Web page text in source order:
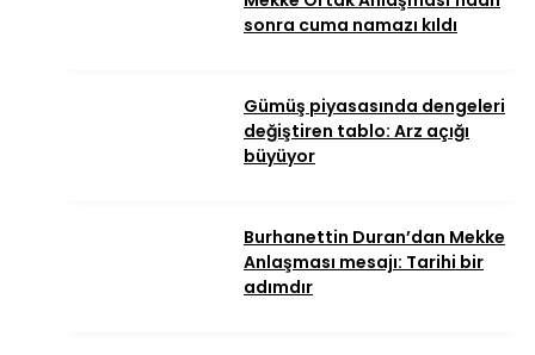
sonra cuma namazı kıldı
Gümüş piyasasında dengeleri
değiştiren tablo: Arz açığı
büyüyor
Burhanettin Duran’dan Mekke
Anlaşması mesajı: Tarihi bir
adımdır